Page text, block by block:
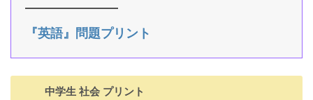
『英語』問題プリント
中学生 社会 プリント